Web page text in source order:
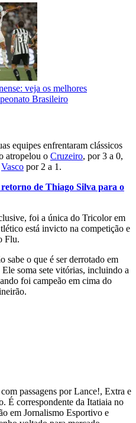
veja os melhores
Brasileiro
equipes enfrentaram clássicos
atropelou o Cruzeiro, por 3 a 0,
Vasco por 2 a 1.
de Thiago Silva para o
foi a única do Tricolor em
está invicto na competição e
Flu.
o que é ser derrotado em
soma sete vitórias, incluindo a
foi campeão em cima do
passagens por Lance!, Extra e
É correspondente da Itatiaia no
em Jornalismo Esportivo e